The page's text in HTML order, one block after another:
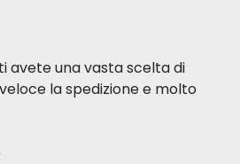
avete una vasta scelta di
la spedizione e molto